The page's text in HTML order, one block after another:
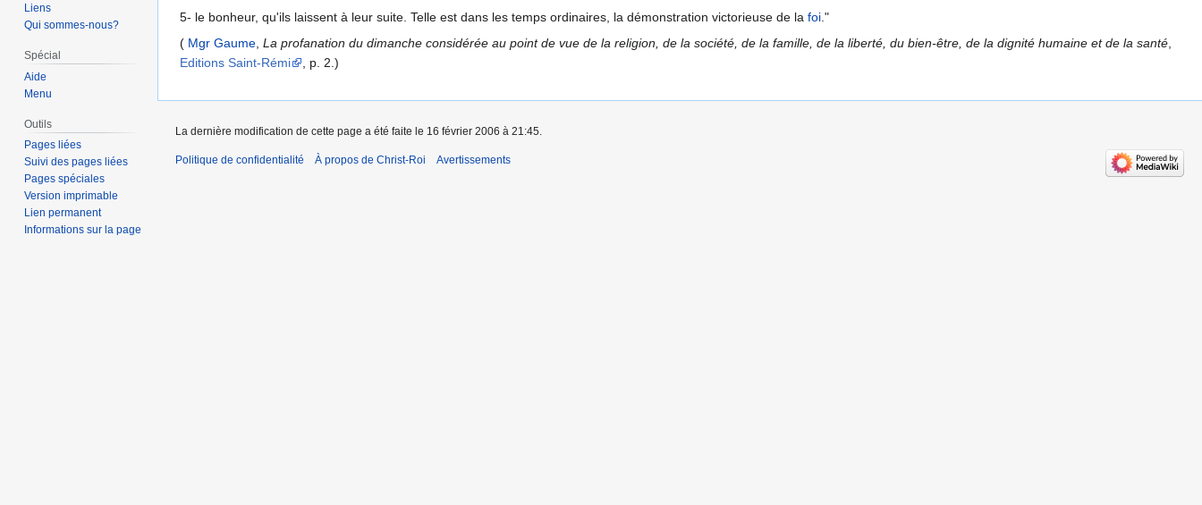
5- le bonheur, qu'ils laissent à leur suite. Telle est dans les temps ordinaires, la démonstration victorieuse de la foi ."
( Mgr Gaume La profanation du dimanche considérée au point de vue de la religion, de la société, de la famille, de la liberté, du bien-être, de la dignité humaine et de la santé
Editions Saint-Rémi
, p. 2.)
Liens
Qui sommes-nous?
Spécial
Aide
Menu
Outils
Pages liées
Suivi des pages liées
Pages spéciales
Version imprimable
Lien permanent
Informations sur la page
La dernière modification de cette page a été faite le 16 février 2006 à 21:45.
Politique de confidentialité À propos de Christ-Roi Avertissements